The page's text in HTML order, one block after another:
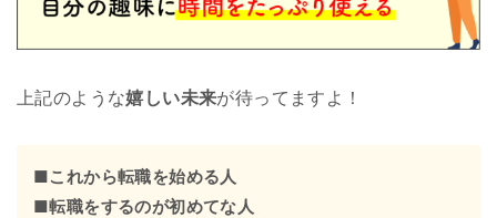
上記のような嬉しい未来が待ってますよ！
■これから転職を始める人
■転職をするのが初めてな人